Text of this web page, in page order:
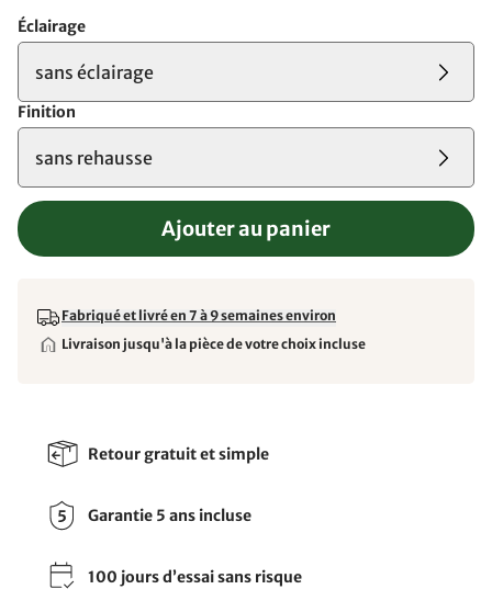
Éclairage
sans éclairage
Finition
sans rehausse
Ajouter au panier
Fabriqué et livré en 7 à 9 semaines environ
Livraison jusqu'à la pièce de votre choix incluse
Retour gratuit et simple
Garantie 5 ans incluse
100 jours d’essai sans risque